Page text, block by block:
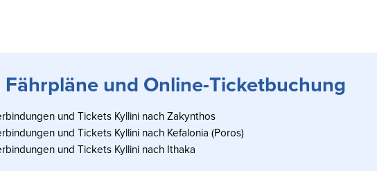
Fährpläne und Online-Ticketbuchung
und Tickets Kyllini nach Zakynthos
und Tickets Kyllini nach Kefalonia (Poros)
und Tickets Kyllini nach Ithaka